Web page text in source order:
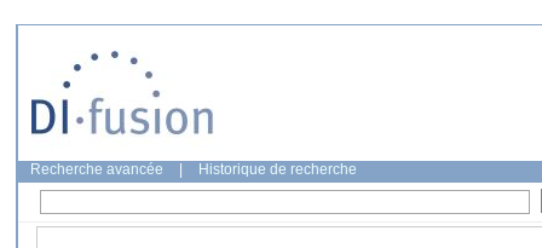
Recherche avancée Historique de recherche